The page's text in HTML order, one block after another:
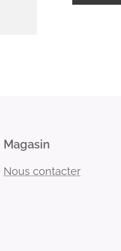
Magasin
Nous contacter